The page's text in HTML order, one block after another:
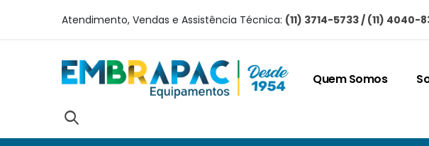
Atendimento, Vendas e Assistência Técnica: (11) 3714-5733 / (11) 4040-
Quem Somos